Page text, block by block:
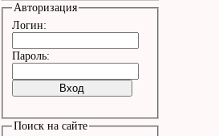
Авторизация
Логин:
Пароль:
Поиск на сайте